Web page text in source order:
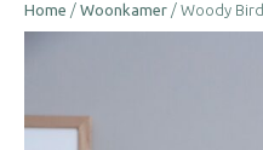
Home / Woonkamer / Woody Bird